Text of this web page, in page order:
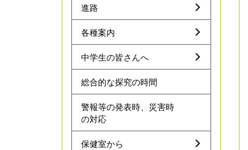
進路
各種案内
中学生の皆さんへ
総合的な探究の時間
警報等の発表時、災害時
の対応
保健室から